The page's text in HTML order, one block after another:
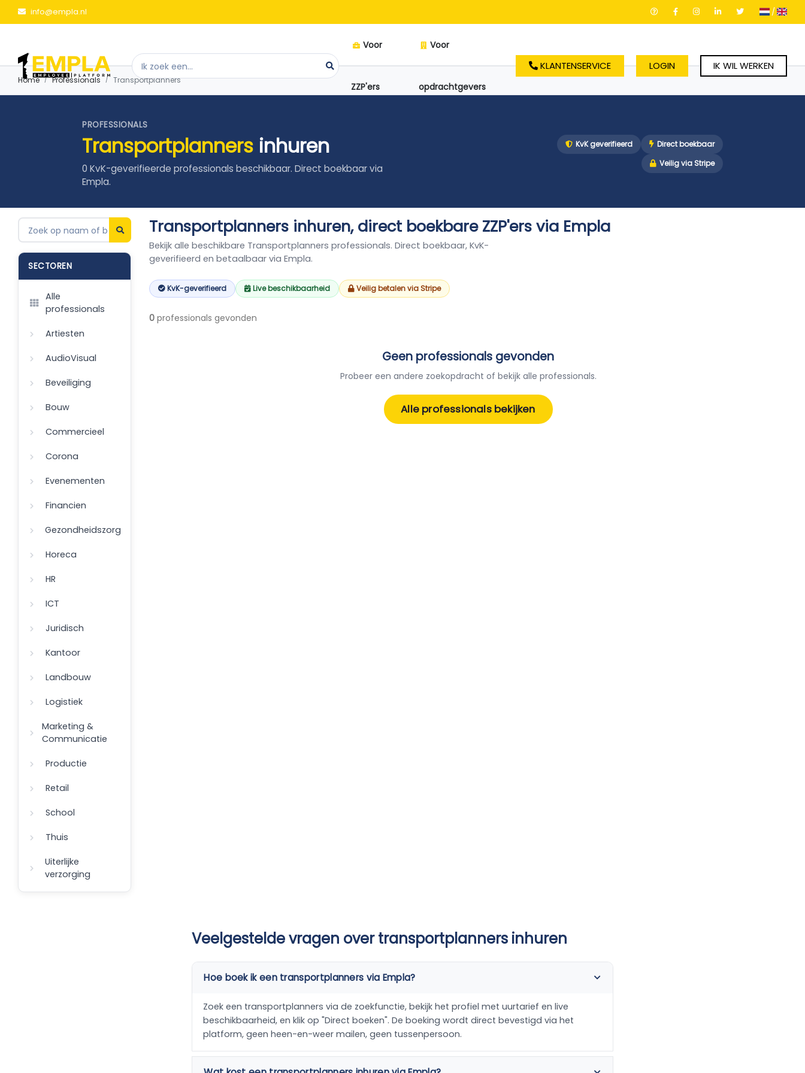
info@empla.nl /
Voor
ZZP'ers
Voor
opdrachtgevers
KLANTENSERVICE LOGIN IK WIL WERKEN
Home Professionals Transportplanners
PROFESSIONALS
Transportplanners inhuren
0 KvK-geverifieerde professionals beschikbaar. Direct boekbaar via
Empla.
KvK geverifieerd
Direct boekbaar
Veilig via Stripe
SECTOREN
Alle
professionals
Artiesten
AudioVisual
Beveiliging
Bouw
Commercieel
Corona
Evenementen
Financien
Gezondheidszorg
Horeca
HR
ICT
Juridisch
Kantoor
Landbouw
Logistiek
Marketing &
Communicatie
Productie
Retail
School
Thuis
Uiterlijke
verzorging
Transportplanners inhuren, direct boekbare ZZP'ers via Empla
Bekijk alle beschikbare Transportplanners professionals. Direct boekbaar, KvK-
geverifieerd en betaalbaar via Empla.
KvK-geverifieerd Live beschikbaarheid Veilig betalen via Stripe
0 professionals gevonden
Geen professionals gevonden
Probeer een andere zoekopdracht of bekijk alle professionals.
Alle professionals bekijken
Veelgestelde vragen over transportplanners inhuren
Hoe boek ik een transportplanners via Empla?
Zoek een transportplanners via de zoekfunctie, bekijk het profiel met uurtarief en live
beschikbaarheid, en klik op "Direct boeken". De boeking wordt direct bevestigd via het
platform, geen heen-en-weer mailen, geen tussenpersoon.